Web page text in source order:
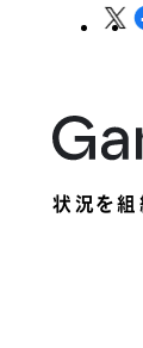
状況を組